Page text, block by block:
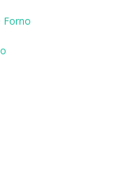
Forno